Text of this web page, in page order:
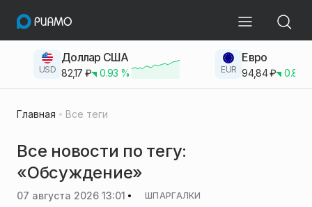
USD
Доллар США
82,17 ₽ 0.93 % EUR
Евро
94,84₽ 0.83
Главная Все теги
Все новости по тегу:
«Обсуждение»
07 августа 2026 13:01 ШПАРГАЛКИ